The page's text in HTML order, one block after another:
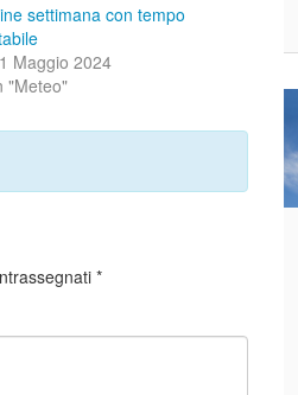
settimana con tempo
Maggio 2024
"Meteo"
*